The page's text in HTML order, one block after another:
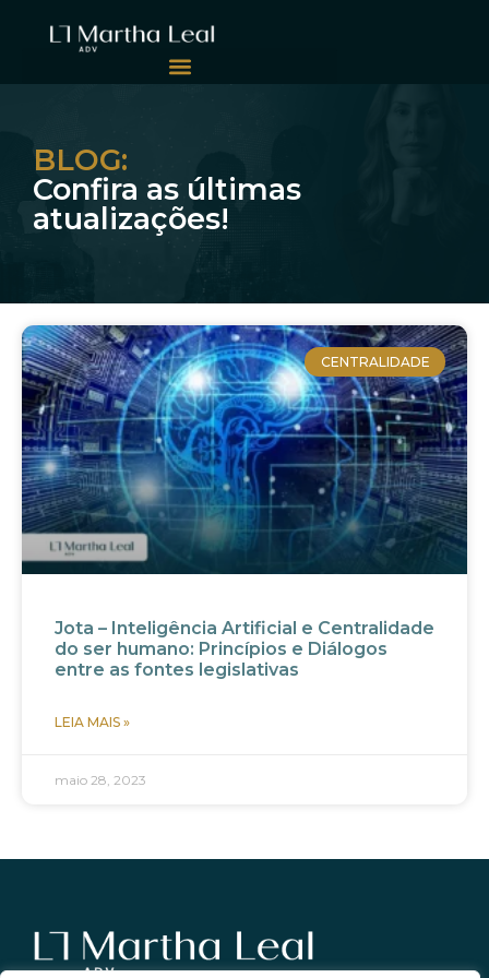
BLOG:
Confira as últimas
atualizações!
CENTRALIDADE
Jota – Inteligência Artificial e Centralidade
do ser humano: Princípios e Diálogos
entre as fontes legislativas
LEIA MAIS »
maio 28, 2023